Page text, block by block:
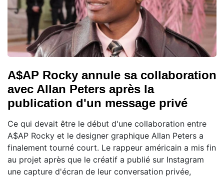
A$AP Rocky annule sa collaboration
avec Allan Peters après la
publication d'un message privé
Ce qui devait être le début d'une collaboration entre
A$AP Rocky et le designer graphique Allan Peters a
finalement tourné court. Le rappeur américain a mis fin
au projet après que le créatif a publié sur Instagram
une capture d'écran de leur conversation privée,